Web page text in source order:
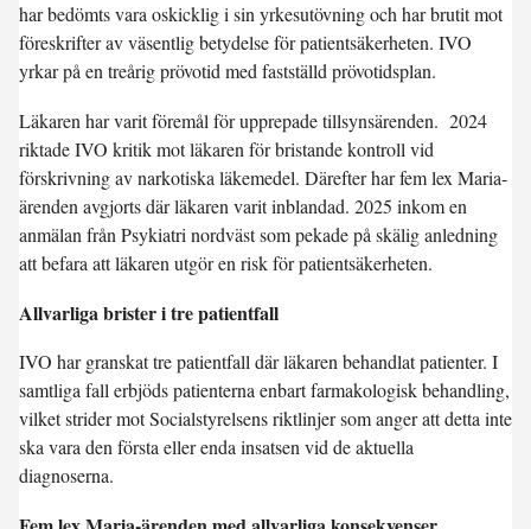
har bedömts vara oskicklig i sin yrkesutövning och har brutit mot
föreskrifter av väsentlig betydelse för patientsäkerheten. IVO
yrkar på en treårig prövotid med fastställd prövotidsplan.
Läkaren har varit föremål för upprepade tillsynsärenden. 2024
riktade IVO kritik mot läkaren för bristande kontroll vid
förskrivning av narkotiska läkemedel. Därefter har fem lex Maria-
ärenden avgjorts där läkaren varit inblandad. 2025 inkom en
anmälan från Psykiatri nordväst som pekade på skälig anledning
att befara att läkaren utgör en risk för patientsäkerheten.
Allvarliga brister i tre patientfall
IVO har granskat tre patientfall där läkaren behandlat patienter. I
samtliga fall erbjöds patienterna enbart farmakologisk behandling,
vilket strider mot Socialstyrelsens riktlinjer som anger att detta inte
ska vara den första eller enda insatsen vid de aktuella
diagnoserna.